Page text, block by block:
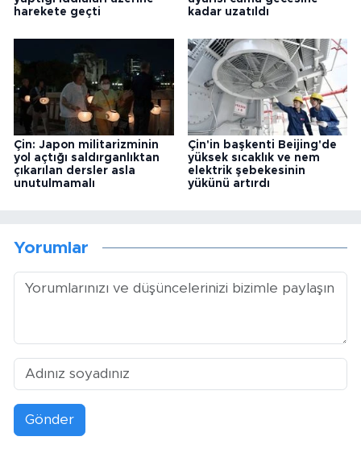
harekete geçti
kadar uzatıldı
Çin: Japon militarizminin
yol açtığı saldırganlıktan
çıkarılan dersler asla
unutulmamalı
Çin'in başkenti Beijing'de
yüksek sıcaklık ve nem
elektrik şebekesinin
yükünü artırdı
Yorumlar
Gönder